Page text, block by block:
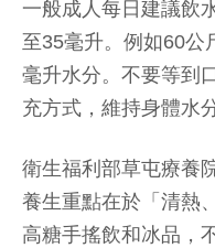
一般成人每日建議飲
至35毫升。例如60公
毫升水分。不要等到
充方式，維持身體水
衛生福利部草屯療養
養生重點在於「清熱
高糖手搖飲和冰品，